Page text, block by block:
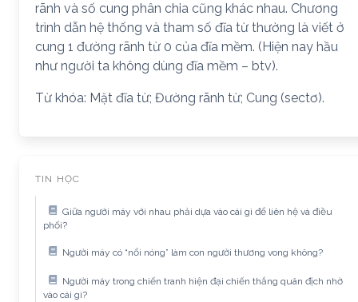
rãnh và số cung phân chia cũng khác nhau. Chương
trình dẫn hệ thống và tham số đĩa từ thường là viết ở
cung 1 đường rãnh từ 0 của đĩa mềm. (Hiện nay hầu
như người ta không dùng đĩa mềm – btv).
Từ khóa: Mặt đĩa từ; Đường rãnh từ; Cung (sectơ).
TIN HỌC
Giữa người máy với nhau phải dựa vào cái gì để liên hệ và điều
phối?
Người máy có “nổi nóng” làm con người thương vong không?
Người máy trong chiến tranh hiện đại chiến thắng quân địch nhờ
vào cái gì?